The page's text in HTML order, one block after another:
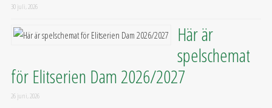
30 juli, 2026
Här är
spelschemat
för Elitserien Dam 2026/2027
26 juni, 2026